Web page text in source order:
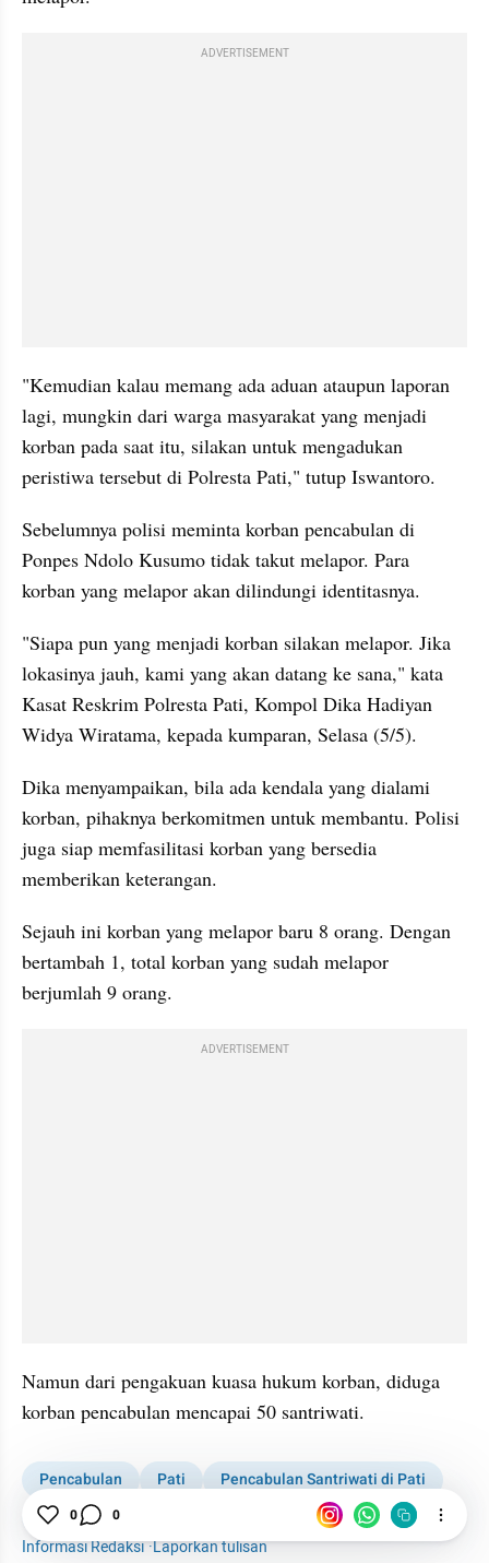
ADVERTISEMENT
"Kemudian kalau memang ada aduan ataupun laporan
lagi, mungkin dari warga masyarakat yang menjadi
korban pada saat itu, silakan untuk mengadukan
peristiwa tersebut di Polresta Pati," tutup Iswantoro.
Sebelumnya polisi meminta korban pencabulan di
Ponpes Ndolo Kusumo tidak takut melapor. Para
korban yang melapor akan dilindungi identitasnya.
"Siapa pun yang menjadi korban silakan melapor. Jika
lokasinya jauh, kami yang akan datang ke sana," kata
Kasat Reskrim Polresta Pati, Kompol Dika Hadiyan
Widya Wiratama, kepada kumparan, Selasa (5/5).
Dika menyampaikan, bila ada kendala yang dialami
korban, pihaknya berkomitmen untuk membantu. Polisi
juga siap memfasilitasi korban yang bersedia
memberikan keterangan.
Sejauh ini korban yang melapor baru 8 orang. Dengan
bertambah 1, total korban yang sudah melapor
berjumlah 9 orang.
ADVERTISEMENT
Namun dari pengakuan kuasa hukum korban, diduga
korban pencabulan mencapai 50 santriwati.
Pencabulan Pati
Pencabulan Santriwati di Pati
Polisi
Korban
Informasi Redaksi·Laporkan tulisan
0 0